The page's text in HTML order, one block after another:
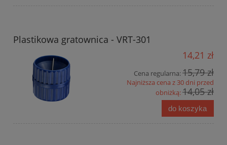
Plastikowa gratownica - VRT-301
14,21 zł
Cena regularna:15,79 zł
Najniższa cena z 30 dni przed
obniżką:14,05 zł
do koszyka